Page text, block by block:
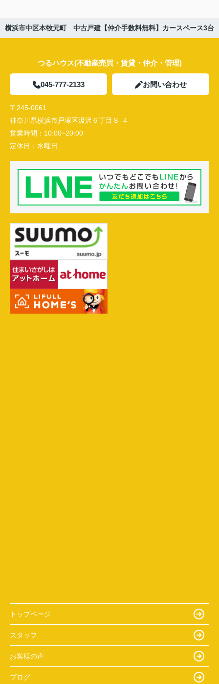
横浜市中区本牧元町 中古戸建【仲介手数料無料】カースペース3台
つるハウス(不動産売買・賃貸・仲介・管理)
045-777-2133 お問い合わせ
〒245-0061
神奈川県横浜市戸塚区汲沢６丁目８-４
営業時間： 10:00~20:00
定休日： 水曜日
トップページ
スタッフ
お客様の声
ブログ